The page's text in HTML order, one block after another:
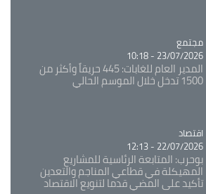
Catégorie
مجتمع
23/07/2026 - 10:18
المدير العام للغابات: 445 حريقاً وأكثر من
1500 تدخل خلال الموسم الحالي
Catégorie
اقتصاد
22/07/2026 - 12:13
بوحرب: المتابعة الرئاسية للمشاريع
المهيكلة في قطاعي المناجم والتعدين
تأكيد على المضي قدما لتنويع الاقتصاد